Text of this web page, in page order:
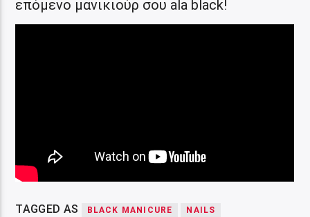
επόμενο μανικιούρ σου ala black!
TAGGED AS BLACK MANICURE NAILS